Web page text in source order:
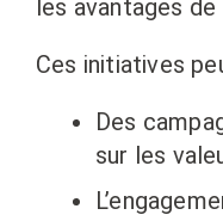
les avantages
Ces initiatives
Des
sur les